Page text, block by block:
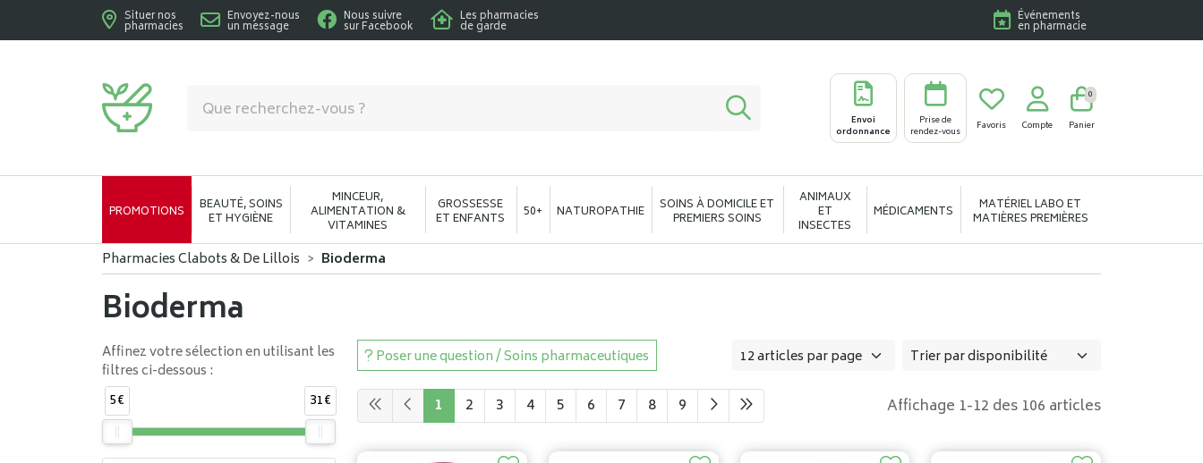
Situer nos
pharmacies
Envoyez-nous
un message
Nous suivre
sur Facebook
Les pharmacies
de garde
Événements
en pharmacie
Envoi
ordonnance
Prise de
rendez-vous
Favoris Compte Panier
0
PROMOTIONS BEAUTÉ, SOINS
ET HYGIÈNE
MINCEUR,
ALIMENTATION &
VITAMINES
GROSSESSE
ET ENFANTS 50+ NATUROPATHIE SOINS À DOMICILE ET
PREMIERS SOINS
ANIMAUX
ET
INSECTES
MÉDICAMENTS MATÉRIEL LABO ET
MATIÈRES PREMIÈRES
Pharmacies Clabots & De Lillois Bioderma
Bioderma
Poser une question / Soins pharmaceutiques
Affichage 1-12 des 106 articles
1 2 3 4 5 6 7 8 9
Affinez votre sélection en utilisant les
filtres ci-dessous :
5€
31€